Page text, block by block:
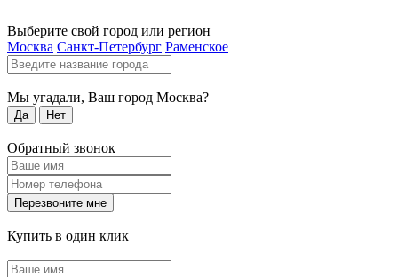
Выберите свой город или регион
Москва Санкт-Петербург Раменское
Мы угадали, Ваш город Москва?
Да Нет
Обратный звонок
Перезвоните мне
Купить в один клик